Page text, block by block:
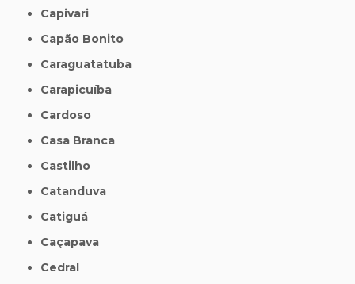
Capivari
Capão Bonito
Caraguatatuba
Carapicuíba
Cardoso
Casa Branca
Castilho
Catanduva
Catiguá
Caçapava
Cedral